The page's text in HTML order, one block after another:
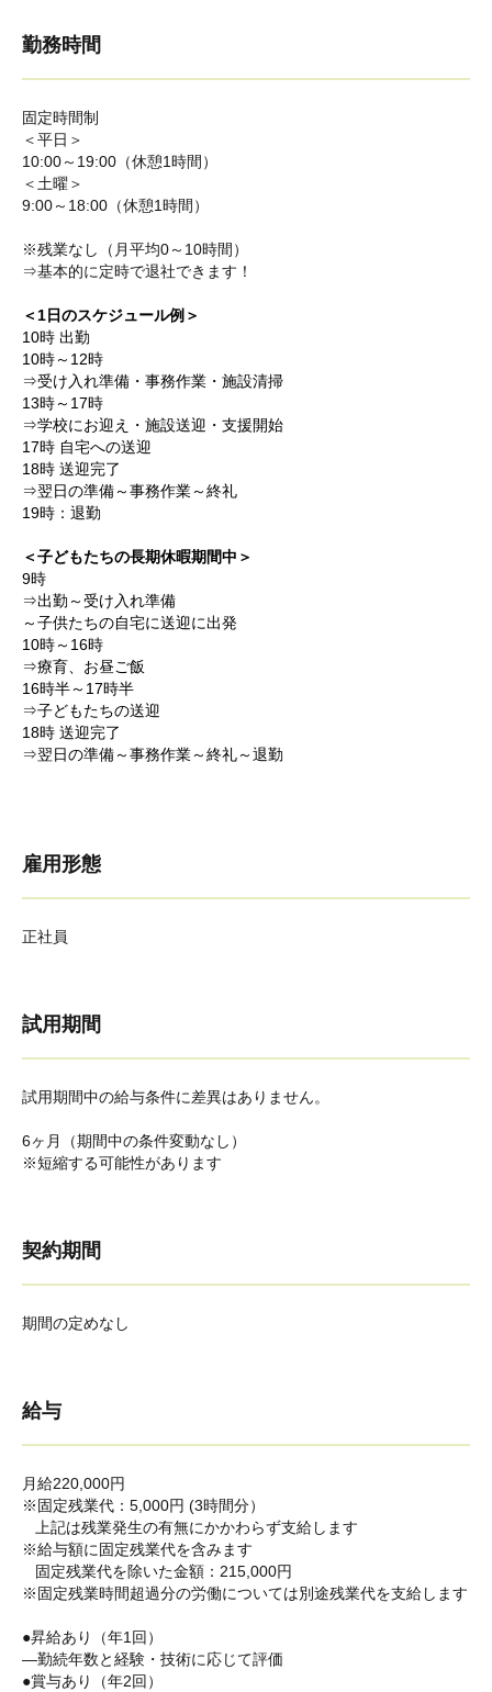
勤務時間
固定時間制
＜平日＞
10:00～19:00（休憩1時間）
＜土曜＞
9:00～18:00（休憩1時間）
※残業なし（月平均0～10時間）
⇒基本的に定時で退社できます！
＜1日のスケジュール例＞
10時 出勤
10時～12時
⇒受け入れ準備・事務作業・施設清掃
13時～17時
⇒学校にお迎え・施設送迎・支援開始
17時 自宅への送迎
18時 送迎完了
⇒翌日の準備～事務作業～終礼
19時：退勤
＜子どもたちの長期休暇期間中＞
9時
⇒出勤～受け入れ準備
～子供たちの自宅に送迎に出発
10時～16時
⇒療育、お昼ご飯
16時半～17時半
⇒子どもたちの送迎
18時 送迎完了
⇒翌日の準備～事務作業～終礼～退勤
雇用形態
正社員
試用期間
試用期間中の給与条件に差異はありません。
6ヶ月（期間中の条件変動なし）
※短縮する可能性があります
契約期間
期間の定めなし
給与
月給220,000円
※固定残業代：5,000円 (3時間分）
上記は残業発生の有無にかかわらず支給します
※給与額に固定残業代を含みます
固定残業代を除いた金額：215,000円
※固定残業時間超過分の労働については別途残業代を支給します
●昇給あり（年1回）
―勤続年数と経験・技術に応じて評価
●賞与あり（年2回）